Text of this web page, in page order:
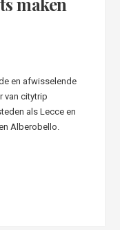
en afwisselende
van citytrip
als Lecce en
Alberobello.